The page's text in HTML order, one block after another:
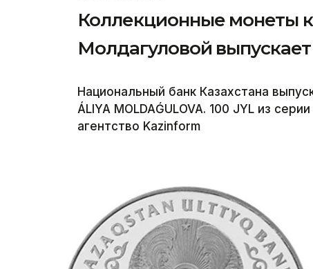
Коллекционные монеты
Молдагуловой
Национальный банк Казахстана
ÁLIYA MOLDAǴULOVA. 100 JYL из
агентство Kazinform